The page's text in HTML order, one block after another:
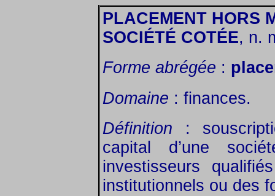
PLACEMENT HORS
SOCIÉTÉ COTÉE, n.
Forme abrégée :
Domaine : finances.
Définition :
capital d’une
investisseurs
institutionnels ou des